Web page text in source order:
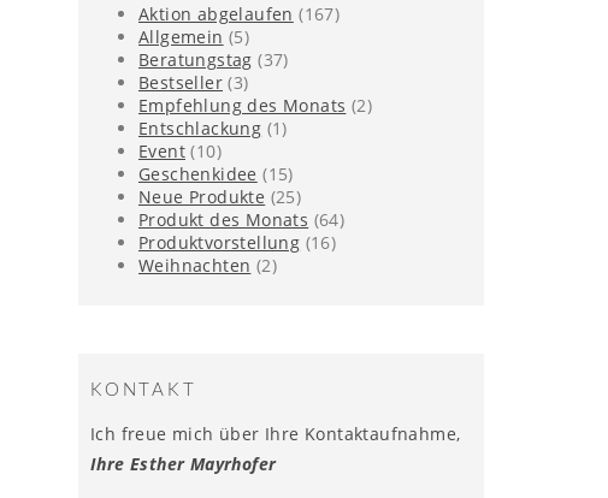
Aktion abgelaufen (167)
Allgemein (5)
Beratungstag (37)
Bestseller (3)
Empfehlung des Monats (2)
Entschlackung (1)
Event (10)
Geschenkidee (15)
Neue Produkte (25)
Produkt des Monats (64)
Produktvorstellung (16)
Weihnachten (2)
KONTAKT
Ich freue mich über Ihre Kontaktaufnahme,
Ihre Esther Mayrhofer